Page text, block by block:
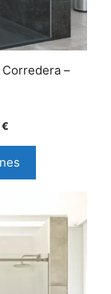
Corredera –
€